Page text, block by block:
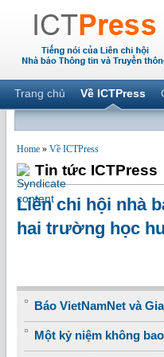
Trang chủ Về ICTPress
Home » Về ICTPress
Tin tức ICTPress
Liên chi hội nhà
hai trường học
Báo VietNamNet và
Một kỷ niệm không